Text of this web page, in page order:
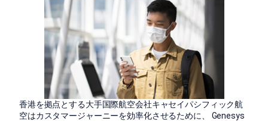
香港を拠点とする大手国際航空会社キャセイパシフィック航
空はカスタマージャーニーを効率化させるために、 Genesys